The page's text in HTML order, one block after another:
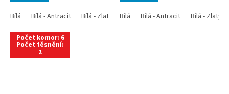
Bílá Bílá - Antracit Bílá - Zlatý dub Bílá - Tmavý dub Bílá -
Bílá Bílá - Antracit Bílá - Zlatý
Počet komor: 6
Počet těsnění:
2